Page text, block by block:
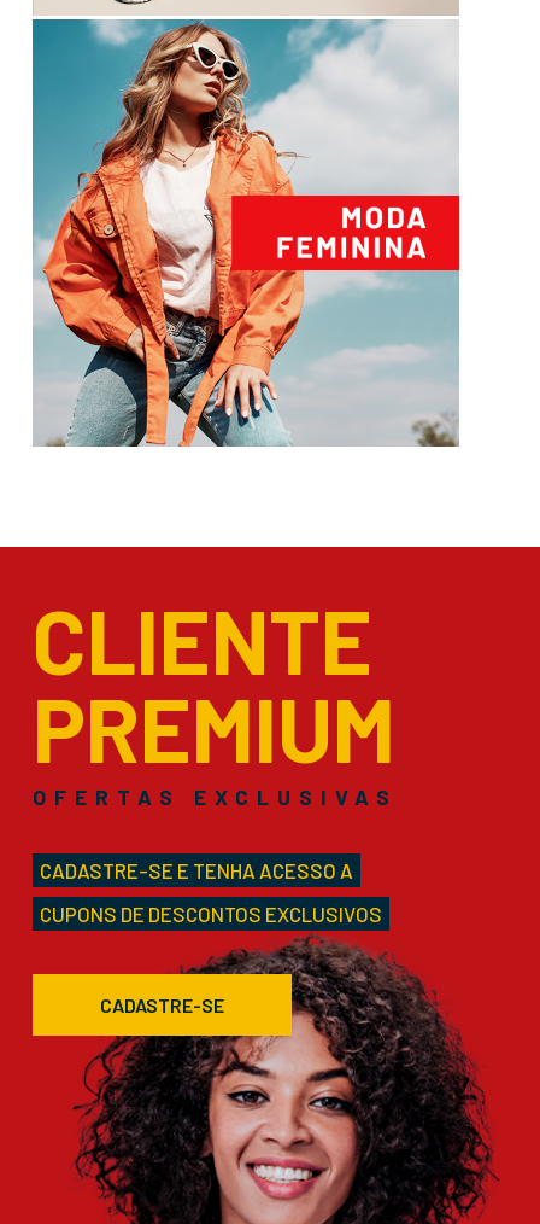
CLIENTE
PREMIUM
OFERTAS EXCLUSIVAS
CADASTRE-SE E TENHA ACESSO A
CUPONS DE DESCONTOS EXCLUSIVOS
CADASTRE-SE